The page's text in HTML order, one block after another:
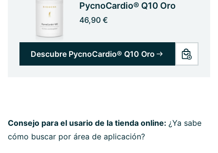
PycnoCardio® Q10 Oro
46,90 €
Descubre PycnoCardio® Q10 Oro
Consejo para el usario de la tienda online: ¿Ya sabe
cómo buscar por área de aplicación?